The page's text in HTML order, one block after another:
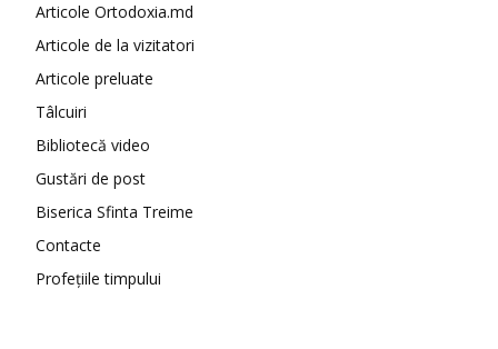
Articole Ortodoxia.md
Articole de la vizitatori
Articole preluate
Tâlcuiri
Bibliotecă video
Gustări de post
Biserica Sfinta Treime
Contacte
Profețiile timpului